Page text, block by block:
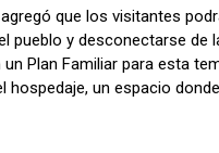
que los visitantes
pueblo y desconectarse de
Plan Familiar para esta
hospedaje, un espacio